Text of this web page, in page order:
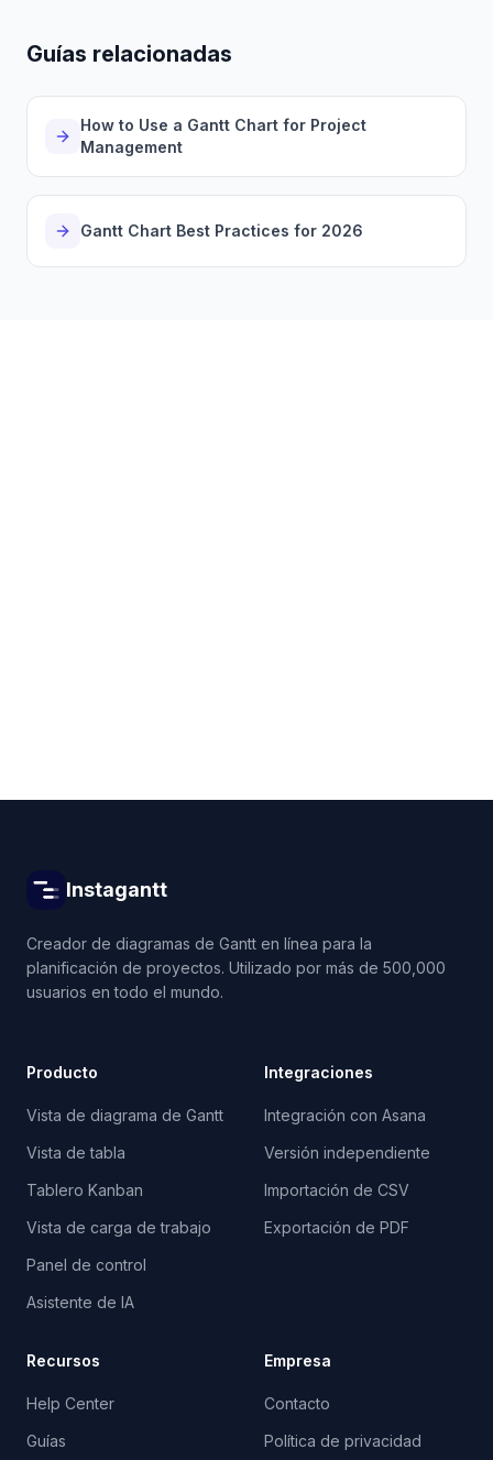
Guías relacionadas
How to Use a Gantt Chart for Project
Management
Gantt Chart Best Practices for 2026
Instagantt
Creador de diagramas de Gantt en línea para la
planificación de proyectos. Utilizado por más de 500,000
usuarios en todo el mundo.
Producto
Vista de diagrama de Gantt
Vista de tabla
Tablero Kanban
Vista de carga de trabajo
Panel de control
Asistente de IA
Integraciones
Integración con Asana
Versión independiente
Importación de CSV
Exportación de PDF
Recursos
Help Center
Guías
Empresa
Contacto
Política de privacidad